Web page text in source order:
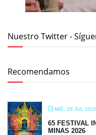
Nuestro Twitter -
Recomendamos
MIÉ, 29 JUL 2026
65 FESTIVAL
MINAS 2026